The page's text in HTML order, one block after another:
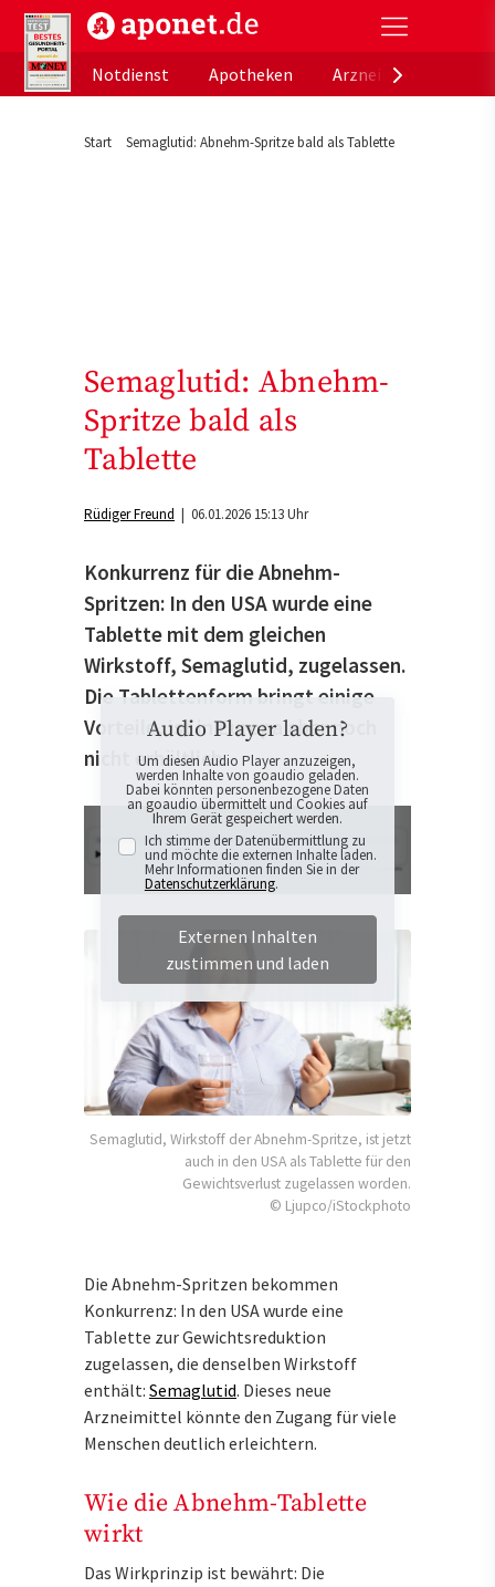
aponet.de - Das offizielle Gesundheitsportal der
Notdienst
Apotheken
Start Semaglutid: Abnehm-Spritze bald als Tablette
Semaglutid: Abnehm-
Spritze bald als
Tablette
Rüdiger Freund | 06.01.2026 15:13 Uhr
Konkurrenz für die Abnehm-
Spritzen: In den USA wurde eine
Tablette mit dem gleichen
Wirkstoff, Semaglutid, zugelassen.
Die Tablettenform bringt einige
Vorteile, ist in Europa aber noch
nicht erhältlich.
Audio Player laden?
Um diesen Audio Player anzuzeigen,
werden Inhalte von goaudio geladen.
Dabei könnten personenbezogene Daten
an goaudio übermittelt und Cookies auf
Ihrem Gerät gespeichert werden.
Ich stimme der Datenübermittlung zu
und möchte die externen Inhalte laden.
Mehr Informationen finden Sie in der
Datenschutzerklärung.
Externen Inhalten
zustimmen und laden
Semaglutid, Wirkstoff der Abnehm-Spritze, ist jetzt
auch in den USA als Tablette für den
Gewichtsverlust zugelassen worden.
© Ljupco/iStockphoto
Die Abnehm-Spritzen bekommen
Konkurrenz: In den USA wurde eine
Tablette zur Gewichtsreduktion
zugelassen, die denselben Wirkstoff
enthält: Semaglutid. Dieses neue
Arzneimittel könnte den Zugang für viele
Menschen deutlich erleichtern.
Wie die Abnehm-Tablette
wirkt
Das Wirkprinzip ist bewährt: Die